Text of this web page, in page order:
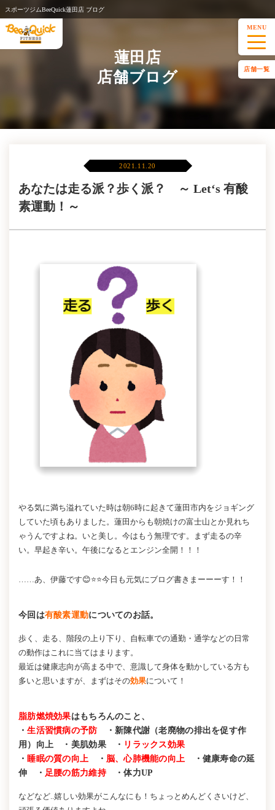
スポーツジムBeeQuick蓮田店 ブログ
MENU
店舗一覧
蓮田店
店舗ブログ
2021.11.20
あなたは走る派？歩く派？ ～ Let‘s 有酸
素運動！～
やる気に満ち溢れていた時は朝6時に起きて蓮田市内をジョギング
していた頃もありました。蓮田からも朝焼けの富士山とか見れち
ゃうんですよね。いと美し。今はもう無理です。まず走るの辛
い。早起き辛い。午後になるとエンジン全開！！！
……あ、伊藤です😊⭐⭐今日も元気にブログ書きまーーーす！！
今回は有酸素運動についてのお話。
歩く、走る、階段の上り下り、自転車での通勤・通学などの日常
の動作はこれに当てはまります。
最近は健康志向が高まる中で、意識して身体を動かしている方も
多いと思いますが、まずはその効果について！
脂肪燃焼効果はもちろんのこと、
・生活習慣病の予防・新陳代謝（老廃物の排出を促す作
用）向上 ・美肌効果 ・ リラックス効果
・ 睡眠の質の向上 ・ 脳、心肺機能の向上 ・健康寿命の延
伸 ・ 足腰の筋力維持・体力UP
などなど..嬉しい効果がこんなにも！ちょっとめんどくさいけど、